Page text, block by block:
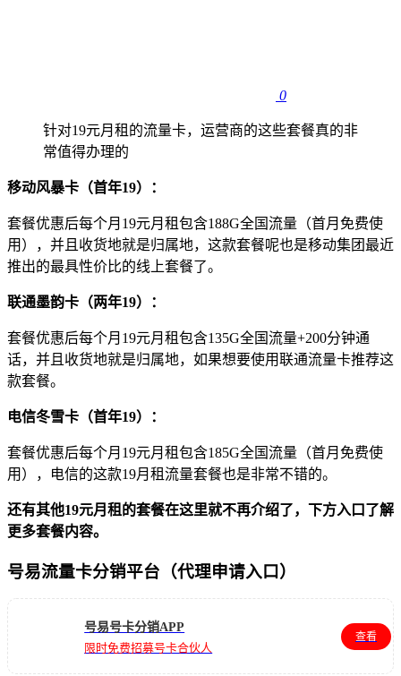
0
针对19元月租的流量卡，运营商的这些套餐真的非
常值得办理的
移动风暴卡（首年19）：
套餐优惠后每个月19元月租包含188G全国流量（首月免费使
用），并且收货地就是归属地，这款套餐呢也是移动集团最近
推出的最具性价比的线上套餐了。
联通墨韵卡（两年19）：
套餐优惠后每个月19元月租包含135G全国流量+200分钟通
话，并且收货地就是归属地，如果想要使用联通流量卡推荐这
款套餐。
电信冬雪卡（首年19）：
套餐优惠后每个月19元月租包含185G全国流量（首月免费使
用），电信的这款19月租流量套餐也是非常不错的。
还有其他19元月租的套餐在这里就不再介绍了，下方入口了解
更多套餐内容。
号易流量卡分销平台（代理申请入口）
号易号卡分销APP
限时免费招募号卡合伙人
查看